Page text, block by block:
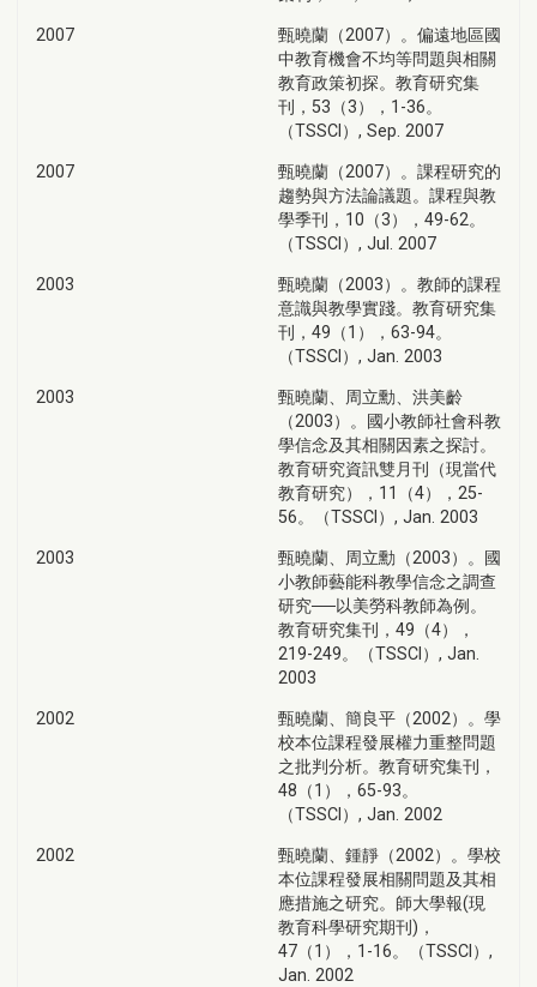
2007
甄曉蘭（2007）。偏遠地區國
中教育機會不均等問題與相關
教育政策初探。教育研究集
刊，53（3），1-36。
（TSSCI）, Sep. 2007
2007
甄曉蘭（2007）。課程研究的
趨勢與方法論議題。課程與教
學季刊，10（3），49-62。
（TSSCI）, Jul. 2007
2003
甄曉蘭（2003）。教師的課程
意識與教學實踐。教育研究集
刊，49（1），63-94。
（TSSCI）, Jan. 2003
2003
甄曉蘭、周立勳、洪美齡
（2003）。國小教師社會科教
學信念及其相關因素之探討。
教育研究資訊雙月刊（現當代
教育研究），11（4），25-
56。（TSSCI）, Jan. 2003
2003
甄曉蘭、周立勳（2003）。國
小教師藝能科教學信念之調查
研究──以美勞科教師為例。
教育研究集刊，49（4），
219-249。（TSSCI）, Jan.
2003
2002
甄曉蘭、簡良平（2002）。學
校本位課程發展權力重整問題
之批判分析。教育研究集刊，
48（1），65-93。
（TSSCI）, Jan. 2002
2002
甄曉蘭、鍾靜（2002）。學校
本位課程發展相關問題及其相
應措施之研究。師大學報(現
教育科學研究期刊)，
47（1），1-16。（TSSCI）,
Jan. 2002